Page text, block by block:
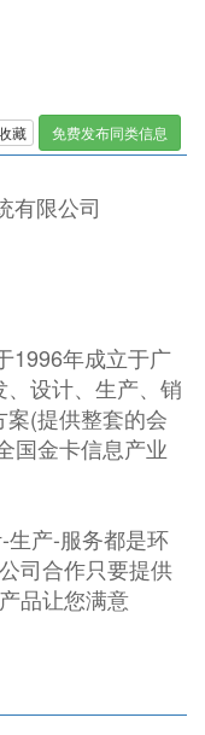
藏 免费发布同类信息
有限公司
1996年成立于广
设计、生产、销
(提供整套的会
国金卡信息产业
生产-服务都是环
司合作只要提供
品让您满意